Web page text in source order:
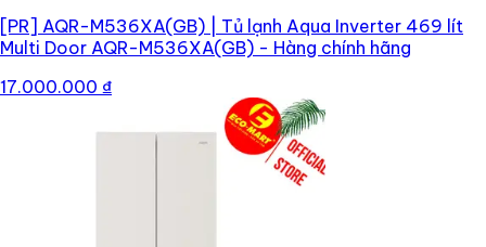
[PR] AQR-M536XA(GB) | Tủ lạnh Aqua Inverter 469 lít
Multi Door AQR-M536XA(GB) - Hàng chính hãng
17.000.000 ₫